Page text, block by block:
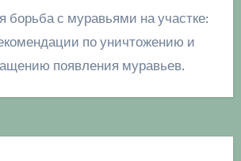
по уничтожению и
появления муравьев.